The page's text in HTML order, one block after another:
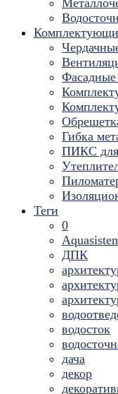
Фасадные
Гибка
ПИКС для
Теги
0
ДПК
водосток
дача
декор